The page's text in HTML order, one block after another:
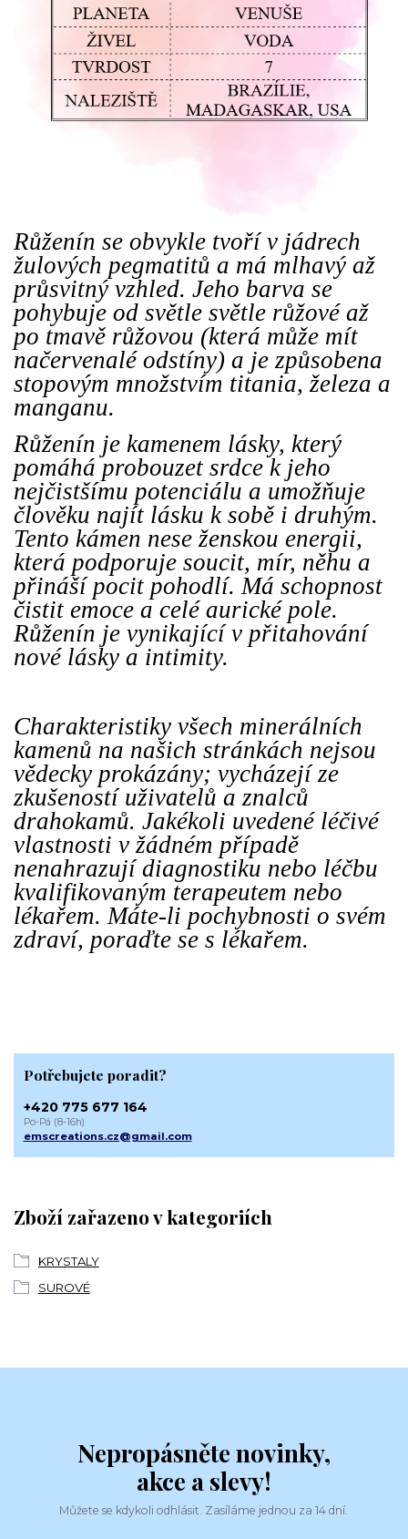
Růženín se obvykle tvoří v jádrech
žulových pegmatitů a má mlhavý až
průsvitný vzhled. Jeho barva se
pohybuje od světle světle růžové až
po tmavě růžovou (která může mít
načervenalé odstíny) a je způsobena
stopovým množstvím titania, železa a
manganu.
Růženín je kamenem lásky, který
pomáhá probouzet srdce k jeho
nejčistšímu potenciálu a umožňuje
člověku najít lásku k sobě i druhým.
Tento kámen nese ženskou energii,
která podporuje soucit, mír, něhu a
přináší pocit pohodlí. Má schopnost
čistit emoce a celé aurické pole.
Růženín je vynikající v přitahování
nové lásky a intimity.
Charakteristiky všech minerálních
kamenů na našich stránkách nejsou
vědecky prokázány; vycházejí ze
zkušeností uživatelů a znalců
drahokamů. Jakékoli uvedené léčivé
vlastnosti v žádném případě
nenahrazují diagnostiku nebo léčbu
kvalifikovaným terapeutem nebo
lékařem. Máte-li pochybnosti o svém
zdraví, poraďte se s lékařem.
Zboží zařazeno v kategoriích
KRYSTALY
SUROVÉ
Potřebujete poradit?
+420 775 677 164
Po-Pá (8-16h)
emscreations.cz@gmail.com
Nepropásněte novinky,
akce a slevy!
Můžete se kdykoli odhlásit. Zasíláme jednou za 14 dní.